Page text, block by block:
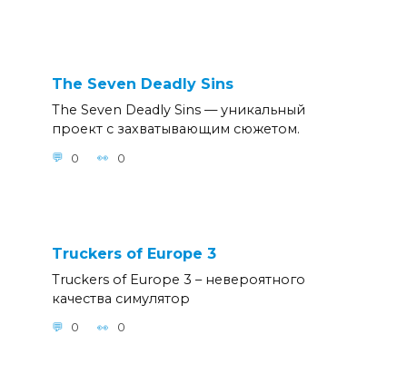
The Seven Deadly Sins
The Seven Deadly Sins — уникальный
проект c захватывающим сюжетом.
0 0
Truckers of Europe 3
Truckers of Europe 3 – невероятного
качества симулятор
0 0